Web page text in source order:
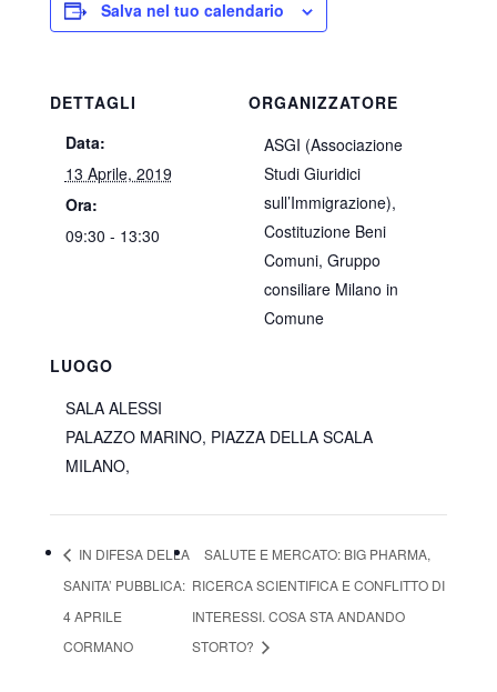
Salva nel tuo calendario
DETTAGLI
Data:
13 Aprile, 2019
Ora:
09:30 - 13:30
LUOGO
SALA ALESSI
PALAZZO MARINO, PIAZZA DELLA SCALA
MILANO,
ORGANIZZATORE
ASGI (Associazione
Studi Giuridici
sull’Immigrazione),
Costituzione Beni
Comuni, Gruppo
consiliare Milano in
Comune
IN DIFESA DELLA
SANITA’ PUBBLICA:
4 APRILE
CORMANO
SALUTE E MERCATO: BIG PHARMA,
RICERCA SCIENTIFICA E CONFLITTO DI
INTERESSI. COSA STA ANDANDO
STORTO?